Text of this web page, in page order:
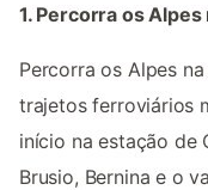
1. Percorra os
Percorra os Alpes
trajetos ferroviários
início na estação de
Brusio, Bernina e o